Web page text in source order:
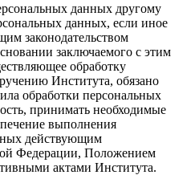
данных другому
данных, если иное
законодательством
заключаемого с этим
обработку
Института, обязано
обработки персональных
принимать необходимые
выполнения
действующим
Федерации, Положением
актами Института.